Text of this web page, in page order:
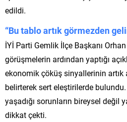
edildi.
“Bu tablo artık görmezden
İYİ Parti Gemlik İlçe Başkanı
görüşmelerin ardından yaptığı
ekonomik çöküş sinyallerinin artık
belirterek sert eleştirilerde
yaşadığı sorunların bireysel değil
dikkat çekti.